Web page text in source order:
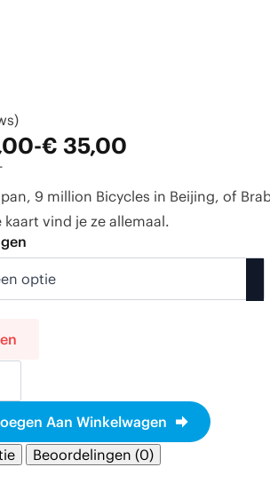
-€ 35,00
9 million Bicycles in Beijing, of
kaart vind je ze allemaal.
Aan Winkelwagen
Beoordelingen (0)